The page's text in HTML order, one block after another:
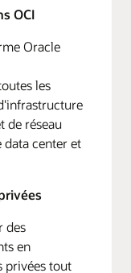
OCI
Oracle
les
de réseau
data center et
des
en
privées tout